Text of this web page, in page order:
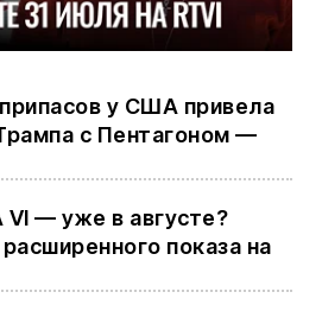
у США привела
с Пентагоном —
VI — уже в августе?
показа на